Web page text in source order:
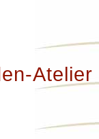
Atelier